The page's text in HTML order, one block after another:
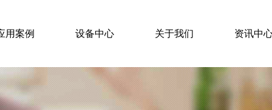
用案例 设备中心 关于我们 资讯中